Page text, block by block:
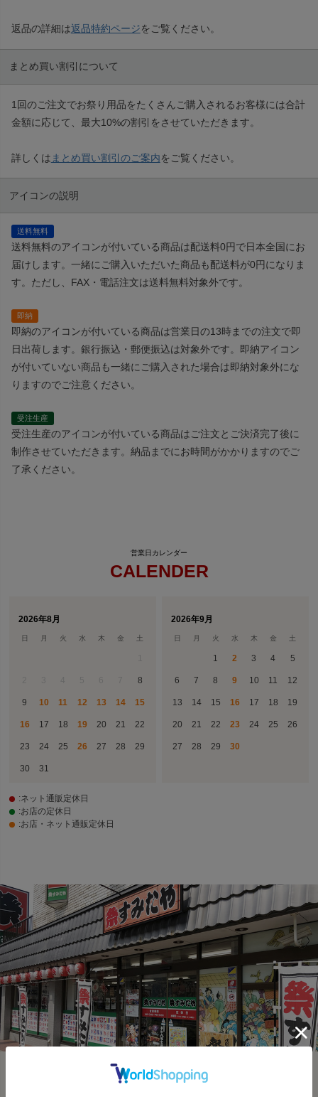
返品の詳細は返品特約ページをご覧ください。
まとめ買い割引について
1回のご注文でお祭り用品をたくさんご購入されるお客様には合計
金額に応じて、最大10%の割引をさせていただきます。
詳しくは まとめ買い割引のご案内をご覧ください。
アイコンの説明
送料無料
送料無料のアイコンが付いている商品は配送料0円で日本全国にお
届けします。一緒にご購入いただいた商品も配送料が0円になりま
す。ただし、FAX・電話注文は送料無料対象外です。
即納
即納のアイコンが付いている商品は営業日の13時までの注文で即
日出荷します。銀行振込・郵便振込は対象外です。即納アイコン
が付いていない商品も一緒にご購入された場合は即納対象外にな
りますのでご注意ください。
受注生産
受注生産のアイコンが付いている商品はご注文とご決済完了後に
制作させていただきます。納品までにお時間がかかりますのでご
了承ください。
CALENDER
2026年8月
日 月 火 水 木 金 土
8
9 10 11 12 13 14 15
16 17 18 19 20 21 22
23 24 25 26 27 28 29
30 31
2026年9月
日 月 火 水 木 金 土
1 2 3 4 5
6 7 8 9 10 11 12
13 14 15 16 17 18 19
20 21 22 23 24 25 26
27 28 29 30
:ネット通販定休日
:お店の定休日
:お店・ネット通販定休日